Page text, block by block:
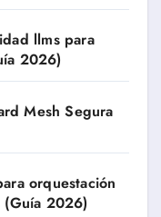
llms para
2026)
Mesh Segura
orquestación
(Guía 2026)